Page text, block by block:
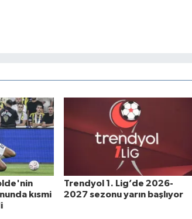
kısmi
Trendyol 1. Lig’de 2026-
2027 sezonu yarın başlıyor